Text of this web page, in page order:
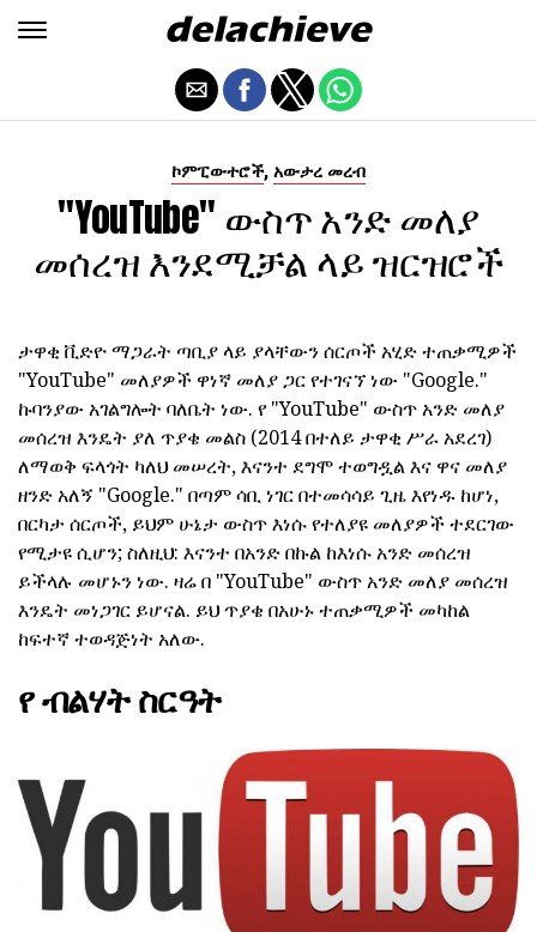
ኮምፒውተሮች, አውታረ መረብ
"YouTube" ውስጥ አንድ መለያ
መሰረዝ እንደሚቻል ላይ ዝርዝሮች
ታዋቂ ቪድዮ ማጋራት ጣቢያ ላይ ያላቸውን ሰርጦች አሂድ ተጠቃሚዎች
"YouTube" መለያዎች ዋነኛ መለያ ጋር የተገናኘ ነው "Google."
ኩባንያው አገልግሎት ባለቤት ነው. የ "YouTube" ውስጥ አንድ መለያ
መሰረዝ እንዴት ያለ ጥያቄ መልስ (2014 በተለይ ታዋቂ ሥራ አደረገ)
ለማወቅ ፍላጎት ካለህ መሠረት, እናንተ ደግሞ ተወግዷል እና ዋና መለያ
ዘንድ አለኝ "Google." በጣም ሳቢ ነገር በተመሳሳይ ጊዜ እየነዱ ከሆነ,
በርካታ ሰርጦች, ይህም ሁኔታ ውስጥ እነሱ የተለያዩ መለያዎች ተደርገው
የሚታዩ ሲሆን; ስለዚህ: እናንተ በአንድ በኩል ከእነሱ አንድ መሰረዝ
ይችላሉ መሆኑን ነው. ዛሬ በ "YouTube" ውስጥ አንድ መለያ መሰረዝ
እንዴት መነጋገር ይሆናል. ይህ ጥያቄ በአሁኑ ተጠቃሚዎች መካከል
ከፍተኛ ተወዳጅነት አለው.
የ ብልሃት ስርዓት